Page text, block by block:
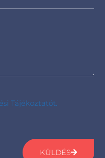
Tájékoztatót.
KÜLDÉS